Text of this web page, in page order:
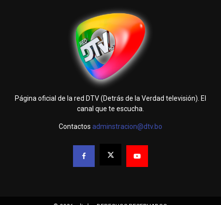
Página oficial de la red DTV (Detrás de la Verdad televisión). El
canal que te escucha.
Contactos adminstracion@dtv.bo